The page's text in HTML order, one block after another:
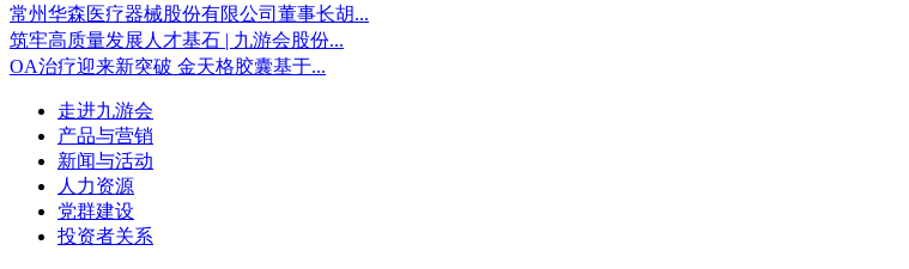
常州华森医疗器械股份有限公司董事长胡...
筑牢高质量发展人才基石 | 九游会股份...
OA治疗迎来新突破 金天格胶囊基于...
走进九游会
产品与营销
新闻与活动
人力资源
党群建设
投资者关系